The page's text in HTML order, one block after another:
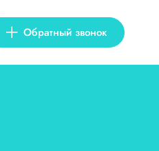
Обратный звонок